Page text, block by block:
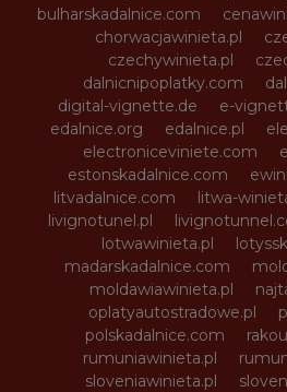
bulharskadalnice.com
chorwacjawinieta.pl
czechywinieta.pl
dalnicnipoplatky.com
digital-vignette.de
e-
edalnice.org
edalnice.pl
electroniceviniete.com
estonskadalnice.com
litvadalnice.com
litwa-
livignotunel.pl
lotwawinieta.pl
madarskadalnice.com
moldawiawinieta.pl
oplatyautostradowe.pl
polskadalnice.com
rumuniawinieta.pl
sloveniawinieta.pl